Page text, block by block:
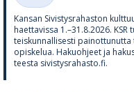
Kan­san Si­vis­tys­ra­has­ton
haet­ta­vissa 1.–31.8.2026.
teis­kun­nal­li­sesti
opis­ke­lua. Ha­kuoh­jeet ja
teesta si­vis­tys­ra­hasto.fi.